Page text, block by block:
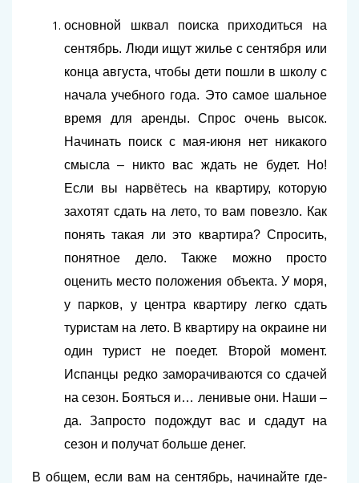
основной шквал поиска приходиться на
сентябрь. Люди ищут жилье с сентября или
конца августа, чтобы дети пошли в школу с
начала учебного года. Это самое шальное
время для аренды. Спрос очень высок.
Начинать поиск с мая-июня нет никакого
смысла – никто вас ждать не будет. Но!
Если вы нарвётесь на квартиру, которую
захотят сдать на лето, то вам повезло. Как
понять такая ли это квартира? Спросить,
понятное дело. Также можно просто
оценить место положения объекта. У моря,
у парков, у центра квартиру легко сдать
туристам на лето. В квартиру на окраине ни
один турист не поедет. Второй момент.
Испанцы редко заморачиваются со сдачей
на сезон. Бояться и… ленивые они. Наши –
да. Запросто подождут вас и сдадут на
сезон и получат больше денег.
В общем, если вам на сентябрь, начинайте где-